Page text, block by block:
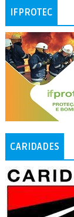
IFPROTEC
CARIDADES